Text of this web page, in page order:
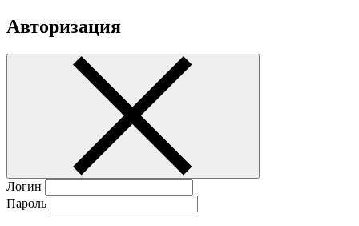
Авторизация
Логин
Пароль